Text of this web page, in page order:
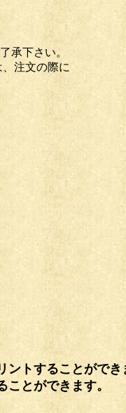
さい。
文の際に
ントすることができ
とができます。